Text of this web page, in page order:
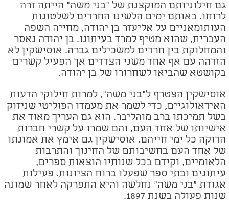
גם חילוניותם המוקצנת של "בני משה" הייתה זרה
לרוחו. באותם ימים הלשינו החרדים לשלטונות
העותומאניים על אליעזר בן יהודה, מחייה השפה
העברית, שהוא מטיף למרד בעיתונו. בן יהודה נאסר
והמחלוקת בין חרדים למשכילים גברה. אוסישקין לא
הזדהה עם אף אחד משני הצדדים אך הפעיל קשרים
בקושטא שהביאו לשחרורו של בן יהודה.
אוסישקין הצטרף ל"בני משה", למרות חילוקי הדעות
האידאולוגיים, כדי לשמר את מעמדו הפוליטי שניזוק
בשל תמיכתו ברב מוהליבר. הוא גם העריך מאוד את
אישיותו של אחד העם, והם שמרו על קשרי חברות
הדוקה כל ימי חייהם. אוסישקין גם אימץ את אמונתו
של אחד העם בחשיבותם של החינוך והתרבות
הלאומיים, וקידם בכל שנותיו הוצאות ספרים,
עיתונים ובתי ספר שפעלו ברוח הציונות. פעילות
אגודת "בני משה" נחלשה והיא התפרקה לאחר שמונה
שנות פעולה בשנת 1897.